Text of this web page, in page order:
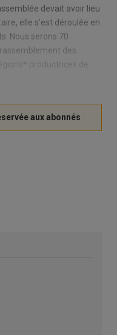
devait avoir lieu
elle s'est déroulée en
Nous serons 70
des
productrices de